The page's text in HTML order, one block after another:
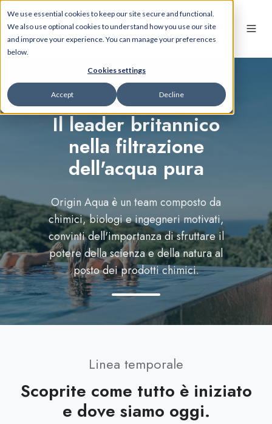
We use essential cookies to keep our site secure and functional.
We also use optional cookies to understand how you use our site
and improve your experience. You can manage your preferences
below.
Cookies settings
Accept Decline
Chi siamo
Il leader britannico
nella filtrazione
dell'acqua pura
Origin Aqua è un team composto da
chimici, biologi e ingegneri motivati,
convinti dell'importanza di sfruttare il
potere della scienza e della natura al
posto dei prodotti chimici.
Linea temporale
Scoprite come tutto è iniziato
e dove siamo oggi.